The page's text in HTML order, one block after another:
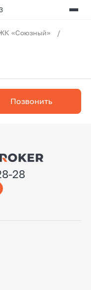
«Союзный»
/
Позвонить
28